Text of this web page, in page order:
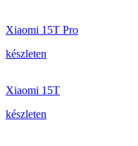
Xiaomi 15T Pro
készleten
Xiaomi 15T
készleten